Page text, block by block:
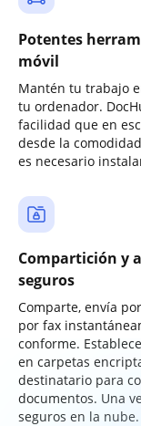
Potentes
móvil
Mantén tu trabajo
tu ordenador.
facilidad que en
desde la
es necesario
Compartición y
seguros
Comparte, envía
por fax
conforme.
en carpetas
destinatario para
documentos. Una
seguros en la nube.